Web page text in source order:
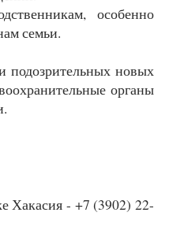
особенно
семьи.
новых
органы
Хакасия - +7 (3902) 22-